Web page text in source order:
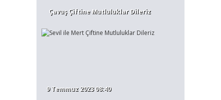
Çavuş Çiftine Mutluluklar Dileriz
9 Temmuz 2023 08:40